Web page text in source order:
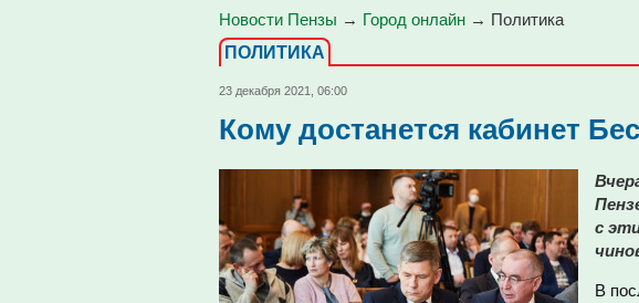
Новости Пензы → Город онлайн → Политика
ПОЛИТИКА
23 декабря 2021, 06:00
Кому достанется кабинет
с
В